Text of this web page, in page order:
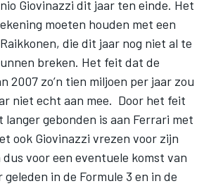
Giovinazzi dit jaar ten einde. Het
moeten houden met een
die dit jaar nog niet al te
breken. Het feit dat de
2007 zo’n tien miljoen per jaar zou
niet echt aan mee. Door het feit
langer gebonden is aan Ferrari met
ook Giovinazzi vrezen voor zijn
voor een eventuele komst van
in de Formule 3 en in de